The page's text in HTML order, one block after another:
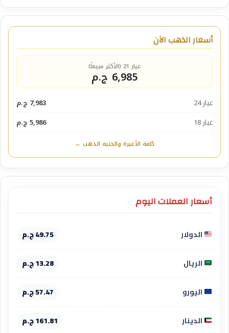
أسعار الذهب الآن
عيار 21 (الأكثر مبيعاً)
6,985 ج.م
عيار 24
7,983 ج.م
عيار 18
5,986 ج.م
كافة الأعيرة والجنيه الذهب ←
أسعار العملات اليوم
الدولار 49.75 ج.م
الريال 13.28 ج.م
اليورو 57.47 ج.م
الدينار 161.81 ج.م